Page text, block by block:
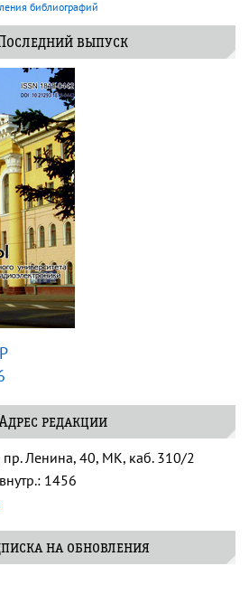
библиографий
Последний выпуск
Адрес редакции
пр. Ленина, 40, МК, каб. 310/2
1456
на обновления